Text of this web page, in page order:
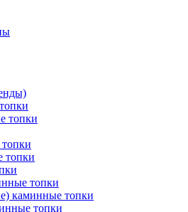
топки
топки
топки
каминные топки
топки